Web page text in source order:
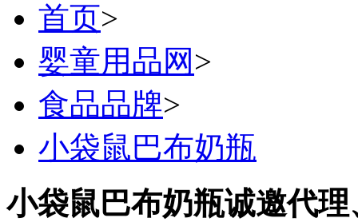
首页>
婴童用品网 >
食品品牌>
小袋鼠巴布奶瓶
小袋鼠巴布奶瓶诚邀代理